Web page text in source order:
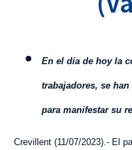
En el día de hoy la
trabajadores, se
para manifestar su
Crevillent (11/07/2023).- El